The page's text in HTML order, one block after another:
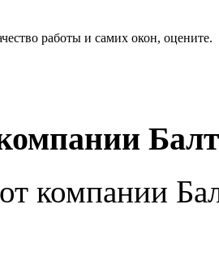
работы и самих окон, оцените.
компании